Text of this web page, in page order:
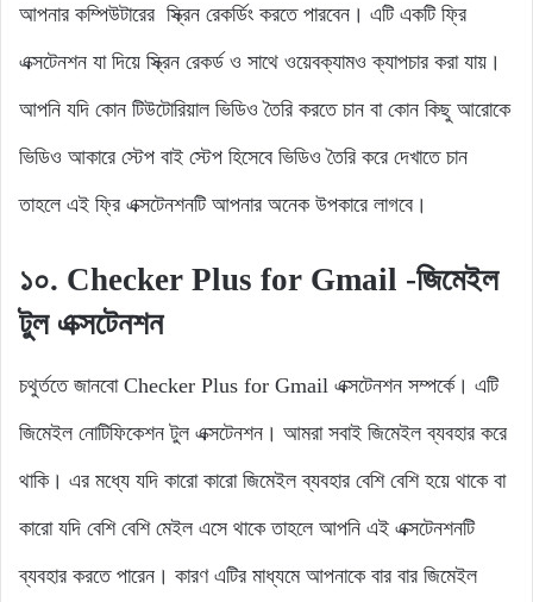
আপনার কম্পিউটারের স্ক্রিন রেকর্ডিং করতে পারবেন। এটি একটি ফ্রি
এক্সটেনশন যা দিয়ে স্ক্রিন রেকর্ড ও সাথে ওয়েবক্যামও ক্যাপচার করা যায়।
আপনি যদি কোন টিউটোরিয়াল ভিডিও তৈরি করতে চান বা কোন কিছু আরোকে
ভিডিও আকারে স্টেপ বাই স্টেপ হিসেবে ভিডিও তৈরি করে দেখাতে চান
তাহলে এই ফ্রি এক্সটেনশনটি আপনার অনেক উপকারে লাগবে।
১০. Checker Plus for Gmail -জিমেইল
টুল এক্সটেনশন
চথুর্ততে জানবো Checker Plus for Gmail এক্সটেনশন সম্পর্কে। এটি
জিমেইল নোটিফিকেশন টুল এক্সটেনশন। আমরা সবাই জিমেইল ব্যবহার করে
থাকি। এর মধ্যে যদি কারো কারো জিমেইল ব্যবহার বেশি বেশি হয়ে থাকে বা
কারো যদি বেশি বেশি মেইল এসে থাকে তাহলে আপনি এই এক্সটেনশনটি
ব্যবহার করতে পারেন। কারণ এটির মাধ্যমে আপনাকে বার বার জিমেইল